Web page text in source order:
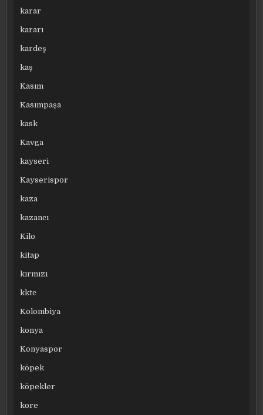
karar
kararı
kardeş
kaş
Kasım
Kasımpaşa
kask
Kavga
kayseri
Kayserispor
kaza
kazancı
Kilo
kitap
kırmızı
kktc
Kolombiya
konya
Konyaspor
köpek
köpekler
kore